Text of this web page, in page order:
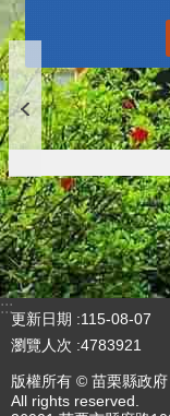
:::
更新日期
115-08-07
瀏覽人次 4783921
版權所有 © 苗栗縣政
All rights reserved.